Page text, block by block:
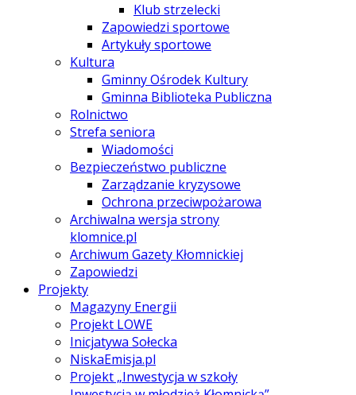
Klub strzelecki
Zapowiedzi sportowe
Artykuły sportowe
Kultura
Gminny Ośrodek Kultury
Gminna Biblioteka Publiczna
Rolnictwo
Strefa seniora
Wiadomości
Bezpieczeństwo publiczne
Zarządzanie kryzysowe
Ochrona przeciwpożarowa
Archiwalna wersja strony
klomnice.pl
Archiwum Gazety Kłomnickiej
Zapowiedzi
Projekty
Magazyny Energii
Projekt LOWE
Inicjatywa Sołecka
NiskaEmisja.pl
Projekt „Inwestycja w szkoły